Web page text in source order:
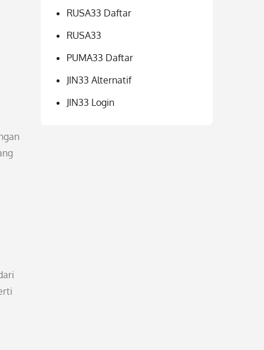
RUSA33 Daftar
RUSA33
PUMA33 Daftar
JIN33 Alternatif
JIN33 Login